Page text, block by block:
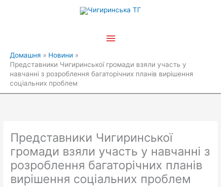
Головне
Домашня
Новини
Представники Чигиринської громади взяли участь у
навчанні з розроблення багаторічних планів вирішення
соціальних проблем
Представники Чигиринської
громади взяли участь у навчанні з
розроблення багаторічних планів
вирішення соціальних проблем